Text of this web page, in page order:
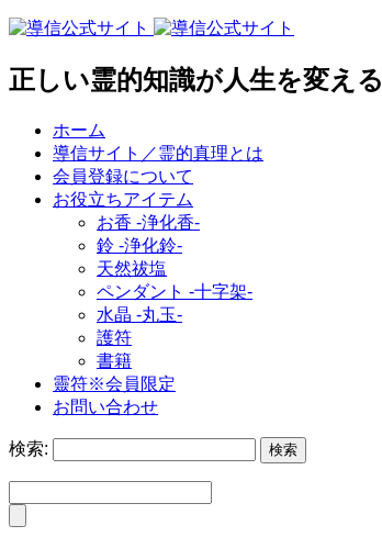
正しい霊的知識が人生を変える
ホーム
導信サイト／霊的真理とは
会員登録について
お役立ちアイテム
お香 ‐浄化香‐
鈴 ‐浄化鈴‐
天然祓塩
ペンダント -十字架-
水晶 -丸玉-
護符
書籍
靈符※会員限定
お問い合わせ
検索: